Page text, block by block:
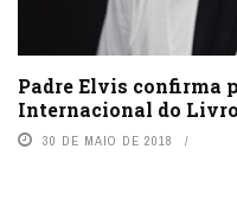
Padre Elvis confirma
Internacional do Livro
30 DE MAIO DE 2018